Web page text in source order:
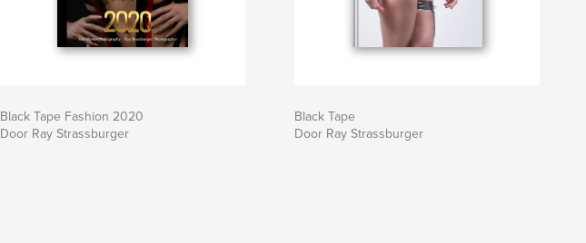
Black Tape Fashion 2020
Door Ray Strassburger
Black Tape
Door Ray Strassburger